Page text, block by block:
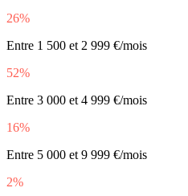
26%
Entre 1 500 et 2 999 €/mois
52%
Entre 3 000 et 4 999 €/mois
16%
Entre 5 000 et 9 999 €/mois
2%